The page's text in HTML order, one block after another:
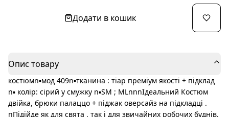
Додати в кошик
Опис товару
костюмn▪️мод 409n▪️тканина : тіар преміум якості + підклад
n▪️ колір: сірий у смужку n▪️SM ; MLnnnІдеальний Костюм
двійка, брюки палаццо + піджак оверсайз на підкладці .
nПідійде як для свята , так і для звичайних робочих буднів.